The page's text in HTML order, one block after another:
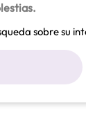
sobre su